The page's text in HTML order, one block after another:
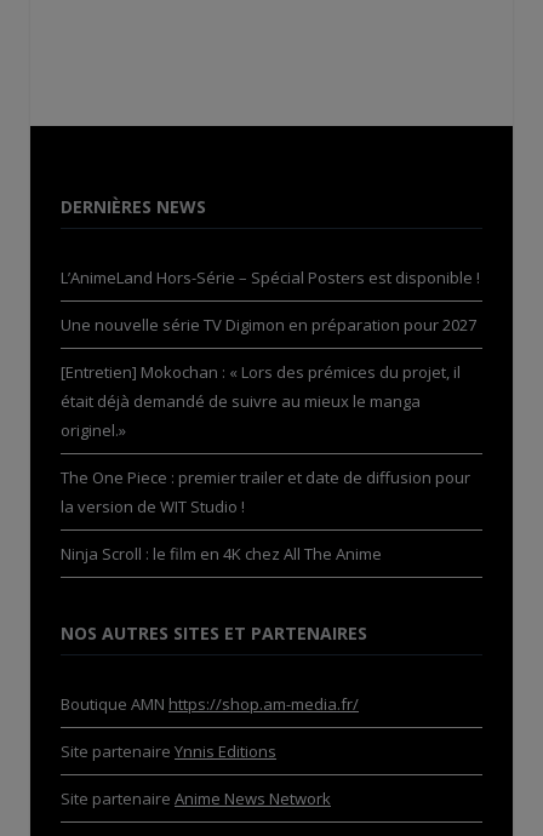
DERNIÈRES NEWS
L’AnimeLand Hors-Série – Spécial Posters est disponible !
Une nouvelle série TV Digimon en préparation pour 2027
[Entretien] Mokochan : « Lors des prémices du projet, il
était déjà demandé de suivre au mieux le manga
originel.»
The One Piece : premier trailer et date de diffusion pour
la version de WIT Studio !
Ninja Scroll : le film en 4K chez All The Anime
NOS AUTRES SITES ET PARTENAIRES
Boutique AMN https://shop.am-media.fr/
Site partenaire Ynnis Editions
Site partenaire Anime News Network